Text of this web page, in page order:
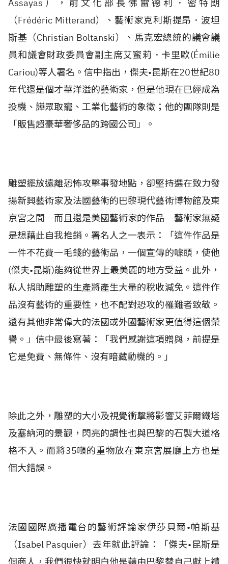
Assayas），前文化部長佛雷德利．密特朗
（Frédéric Mitterand）、藝術家克利斯提昂．波坦
斯基（Christian Boltanski）、馬克宏總統的議會議
員和議會財政委員會副主席艾蜜莉．卡里歐(Émilie
Cariou)等人署名。 信中指出，傑夫•昆斯在20世紀80
年代還是個才華洋溢的藝術家，但是他現在已經成為
投機、譁眾取寵、工業化藝術的象徵；他的團隊則是
「販售超豪華奢侈品的跨國公司」。
雕塑擺放遠離恐怖攻擊事發地點，卻堅持選在致力發
揚新興藝術家及法國藝術的巴黎現代藝術博物館及東
京宮之間─而且還是美國藝術家的作品─藝術家無疑
是想藉此自我推銷。署名人之一表示：「這件作品是
一件不花費一毛錢的藝術品，一個宣傳的噱頭，使他
(傑夫•昆斯)能夠從世界上最美麗的地方受益。此外，
私人捐助雕塑的生產將產生大量的稅收減免。這件作
品沒有藝術的重要性，也不配對恐攻的罹難者致敬。
還有其他非常偉大的法國或外國藝術家更值得這個榮
譽。」信中最後寫著：「我們感謝這項贈與，前提是
它是免費、無條件、沒有暗藏動機的。」
除此之外，雕塑的大小及視覺衝擊將影響艾菲爾鐵塔
及塞納河的景觀，閃亮的調性也與巴黎的石製大道格
格不入。而將35噸的重物放在東京宮展廳上方也是
個大錯誤。
法國國際廣播電台的藝術評論家伊莎貝爾•帕斯基
（Isabel Pasquier）去年就此評論：「傑夫•昆斯是